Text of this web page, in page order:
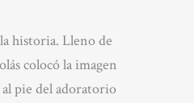
historia. Lleno de
colocó la imagen
pie del adoratorio